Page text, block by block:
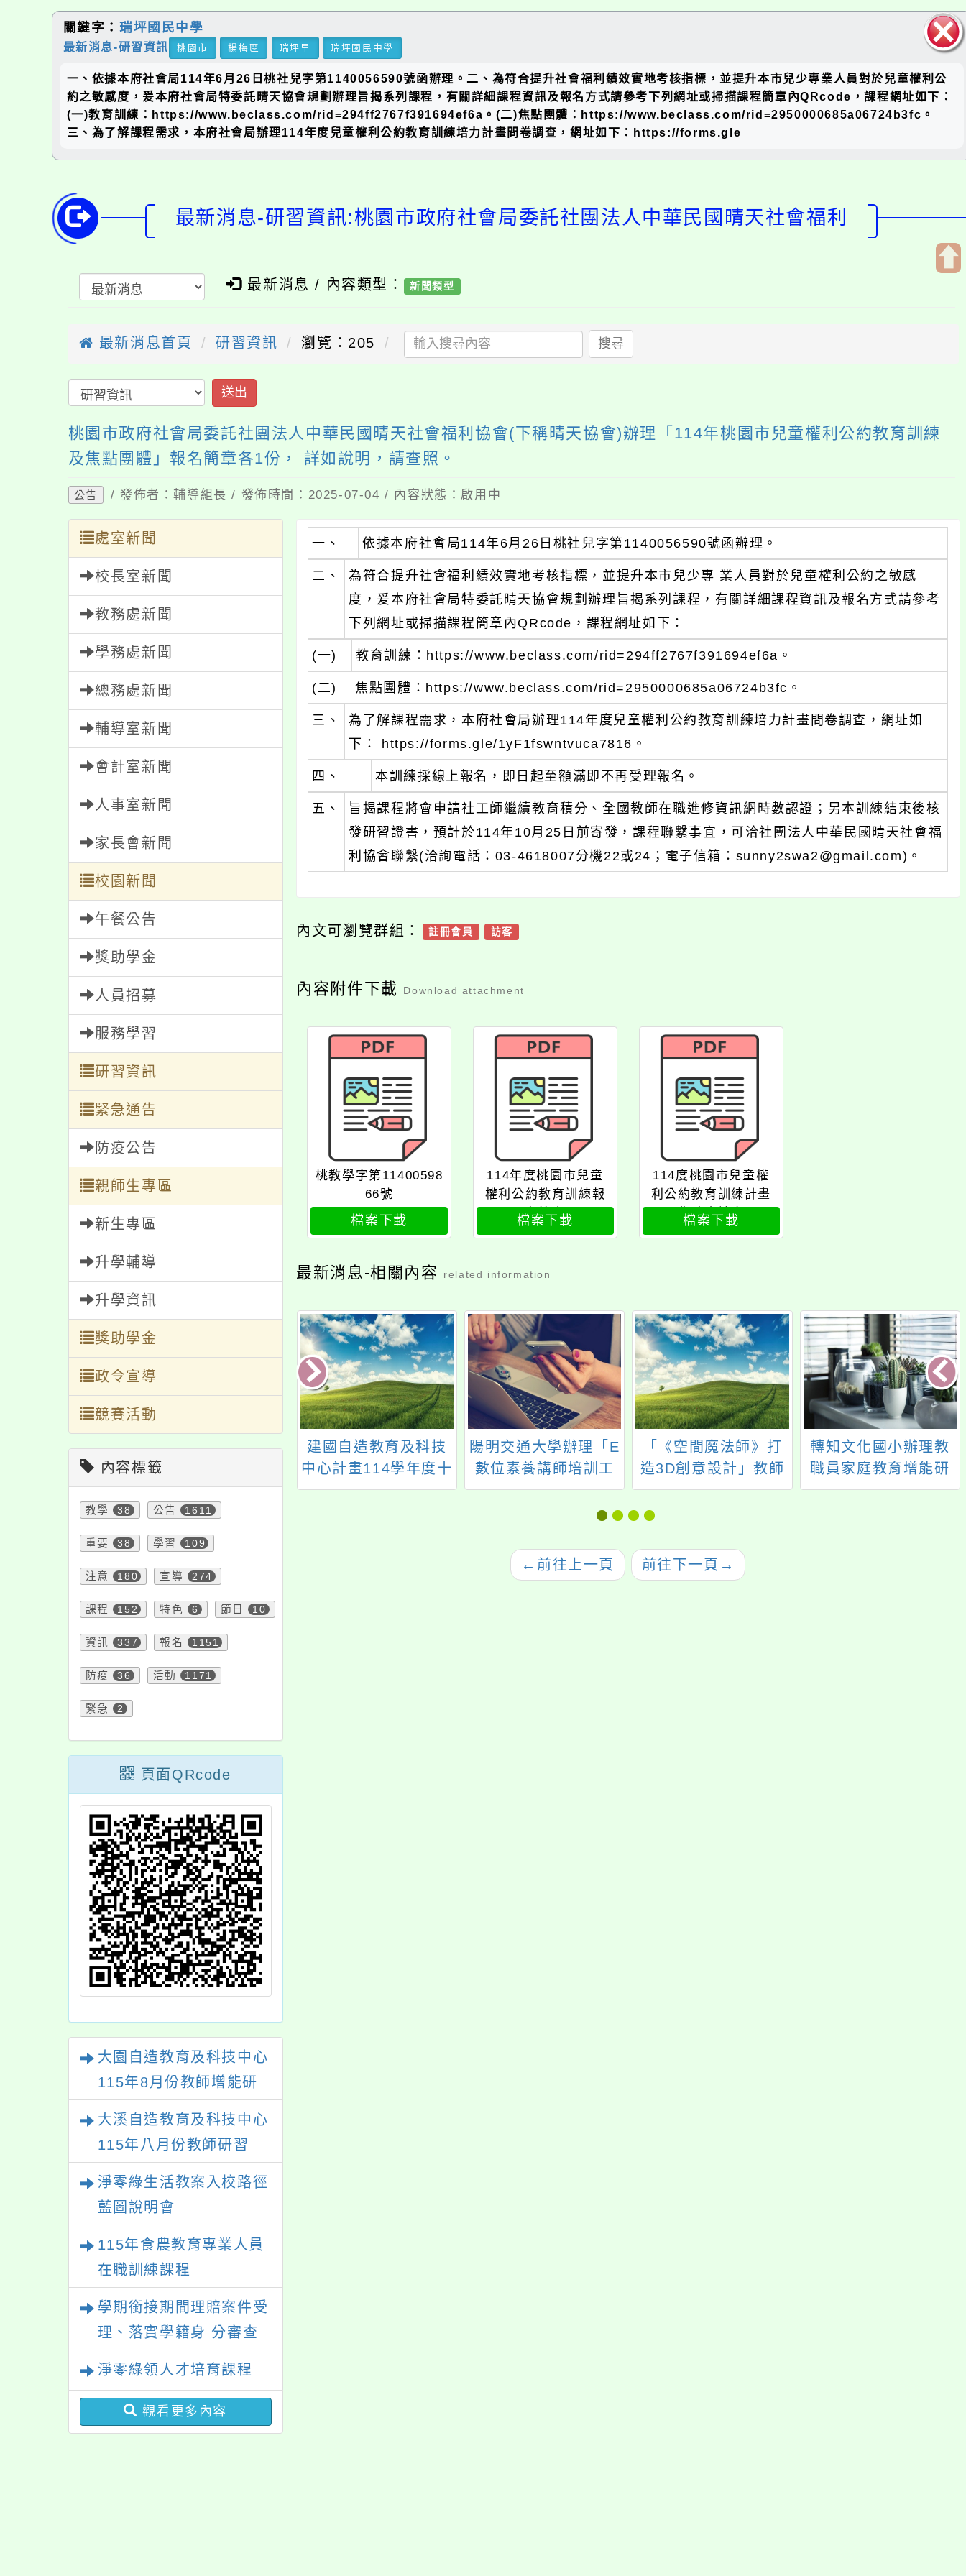
塊
關鍵字： 瑞坪國民中學
最新消息-研習資訊 桃園市 楊梅區 瑞坪里 瑞坪國民中學
一、依據本府社會局114年6月26日桃社兒字第1140056590號函辦理。二、為符合提升社會福利績效實地考核指標，並提升本市兒少專業人員對於兒童權利公
約之敏感度，爰本府社會局特委託晴天協會規劃辦理旨揭系列課程，有關詳細課程資訊及報名方式請參考下列網址或掃描課程簡章內QRcode，課程網址如下：
(一)教育訓練：https://www.beclass.com/rid=294ff2767f391694ef6a。(二)焦點團體：https://www.beclass.com/rid=2950000685a06724b3fc。
三、為了解課程需求，本府社會局辦理114年度兒童權利公約教育訓練培力計畫問卷調查，網址如下：https://forms.gle
最新消息-研習資訊:桃園市政府社會局委託社團法人中華民國晴天社會福利
最新消息 / 內容類型： 新聞類型
最新消息首頁 研習資訊 瀏覽：205 搜尋
送出
桃園市政府社會局委託社團法人中華民國晴天社會福利協會(下稱晴天協會)辦理「114年桃園市兒童權利公約教育訓練
及焦點團體」報名簡章各1份， 詳如說明，請查照。
公告 / 發佈者：輔導組長 / 發佈時間：2025-07-04 / 內容狀態：啟用中
處室新聞
校長室新聞
教務處新聞
學務處新聞
總務處新聞
輔導室新聞
會計室新聞
人事室新聞
家長會新聞
校園新聞
午餐公告
獎助學金
人員招募
服務學習
研習資訊
緊急通告
防疫公告
親師生專區
新生專區
升學輔導
升學資訊
獎助學金
政令宣導
競賽活動
內容標籤
教學 38 公告 1611
重要 38 學習 109
注意 180 宣導 274
課程 152 特色 6 節日 10
資訊 337 報名 1151
防疫 36 活動 1171
緊急 2
頁面QRcode
大園自造教育及科技中心
115年8月份教師增能研
大溪自造教育及科技中心
115年八月份教師研習
淨零綠生活教案入校路徑
藍圖說明會
115年食農教育專業人員
在職訓練課程
學期銜接期間理賠案件受
理、落實學籍身 分審查
淨零綠領人才培育課程
觀看更多內容
一、 依據本府社會局114年6月26日桃社兒字第1140056590號函辦理。
二、
為符合提升社會福利績效實地考核指標，並提升本市兒少專 業人員對於兒童權利公約之敏感
度，爰本府社會局特委託晴天協會規劃辦理旨揭系列課程，有關詳細課程資訊及報名方式請參考
下列網址或掃描課程簡章內QRcode，課程網址如下：
(一) 教育訓練：https://www.beclass.com/rid=294ff2767f391694ef6a。
(二) 焦點團體：https://www.beclass.com/rid=2950000685a06724b3fc。
三、
為了解課程需求，本府社會局辦理114年度兒童權利公約教育訓練培力計畫問卷調查，網址如
下： https://forms.gle/1yF1fswntvuca7816。
四、 本訓練採線上報名，即日起至額滿即不再受理報名。
五、
旨揭課程將會申請社工師繼續教育積分、全國教師在職進修資訊網時數認證；另本訓練結束後核
發研習證書，預計於114年10月25日前寄發，課程聯繫事宜，可洽社團法人中華民國晴天社會福
利協會聯繫(洽詢電話：03-4618007分機22或24；電子信箱：sunny2swa2@gmail.com)。
內文可瀏覽群組： 註冊會員 訪客
內容附件下載 Download attachment
桃教學字第11400598
66號
檔案下載
114年度桃園市兒童
權利公約教育訓練報
名簡章
檔案下載
114度桃園市兒童權
利公約教育訓練計畫
焦點座談會
檔案下載
最新消息-相關內容 related information
造教育及科技
年1月份教師
增能研習
「113學年度資訊安全
議題研習活動」
建國自造教育及科技
中心計畫114學年度十
一月份教師增能研習
陽明交通大學辦理「E
數位素養講師培訓工
作坊—探索數位素養
「《空間魔法師》打
造3D創意設計」教師
研習
轉知文化國小辦理教
職員家庭教育增能研
習，歡迎本校教師報
← 前往上一頁 前往下一頁 →